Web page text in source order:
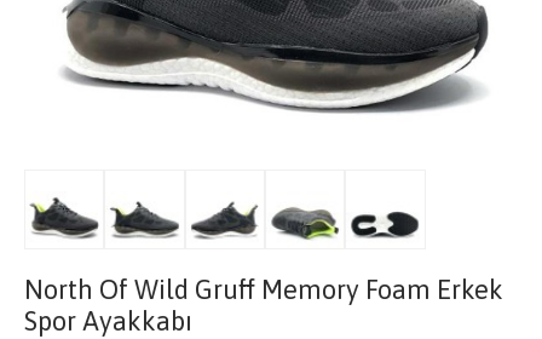
North Of Wild Gruff Memory Foam Erkek
Spor Ayakkabı